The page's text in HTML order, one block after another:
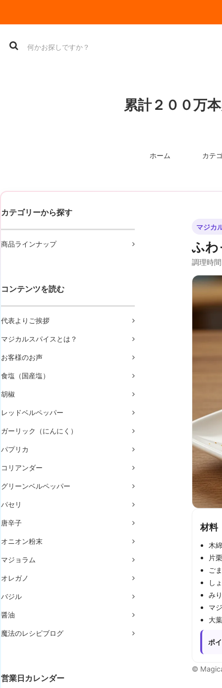
累計２００万
ホーム カテ
カテゴリーから探す
商品ラインナップ
コンテンツを読む
代表よりご挨拶
マジカルスパイスとは？
お客様のお声
食塩（国産塩）
胡椒
レッドベルペッパー
ガーリック（にんにく）
パプリカ
コリアンダー
グリーンベルペッパー
パセリ
唐辛子
オニオン粉末
マジョラム
オレガノ
バジル
醤油
魔法のレシピブログ
営業日カレンダー
マジカ
ふわ
調理時
材料
木
片
ご
し
み
マ
大
ポ
©